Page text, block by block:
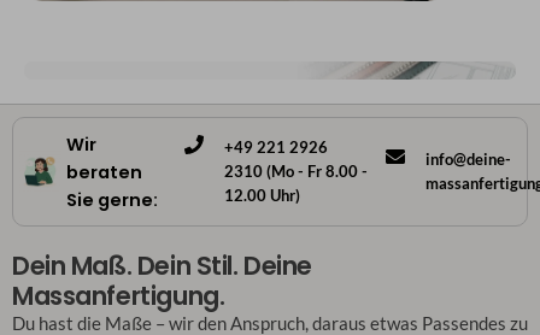
Wir
beraten
Sie gerne:
+49 221 2926
2310 (Mo - Fr 8.00 -
12.00 Uhr)
info@deine-
Dein Maß. Dein Stil. Deine
Massanfertigung.
Du hast die Maße – wir den Anspruch, daraus etwas Passendes zu